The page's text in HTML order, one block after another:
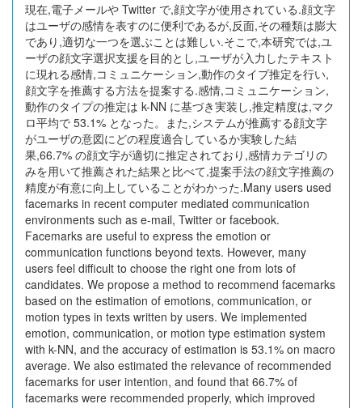
現在,電子メールや Twitter で,顔文字が使用されている.顔文字
はユーザの感情を表すのに便利であるが,反面,その種類は膨大
であり,適切な一つを選ぶことは難しい.そこで,本研究では,ユ
ーザの顔文字選択支援を目的とし,ユーザが入力したテキスト
に現れる感情,コミュニケーション,動作のタイプ推定を行い,
顔文字を推薦する方法を提案する.感情,コミュニケーション,
動作のタイプの推定は k-NN に基づき実装し,推定精度は,マク
ロ平均で 53.1% となった。また,システムが推薦する顔文字
がユーザの意図にどの程度適合しているか実験した結
果,66.7% の顔文字が適切に推定されており,感情カテゴリの
みを用いて推薦された結果と比べて,提案手法の顔文字推薦の
精度が有意に向上していることがわかった.Many users used
facemarks in recent computer mediated communication
environments such as e-mail, Twitter or facebook.
Facemarks are useful to express the emotion or
communication functions beyond texts. However, many
users feel difficult to choose the right one from lots of
candidates. We propose a method to recommend facemarks
based on the estimation of emotions, communication, or
motion types in texts written by users. We implemented
emotion, communication, or motion type estimation system
with k-NN, and the accuracy of estimation is 53.1% on macro
average. We also estimated the relevance of recommended
facemarks for user intention, and found that 66.7% of
facemarks were recommended properly, which improved